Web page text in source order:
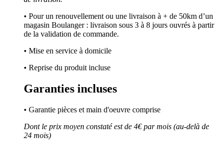
• Pour un renouvellement ou une livraison à + de 50km d’un
magasin Boulanger : livraison sous 3 à 8 jours ouvrés à partir
de la validation de commande.
• Mise en service à domicile
• Reprise du produit incluse
Garanties incluses
• Garantie pièces et main d'oeuvre comprise
Dont le prix moyen constaté est de 4€ par mois (au-delà de
24 mois)